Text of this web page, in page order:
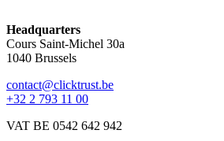
Headquarters
Cours Saint-Michel 30a
1040 Brussels
contact@clicktrust.be
+32 2 793 11 00
VAT BE 0542 642 942